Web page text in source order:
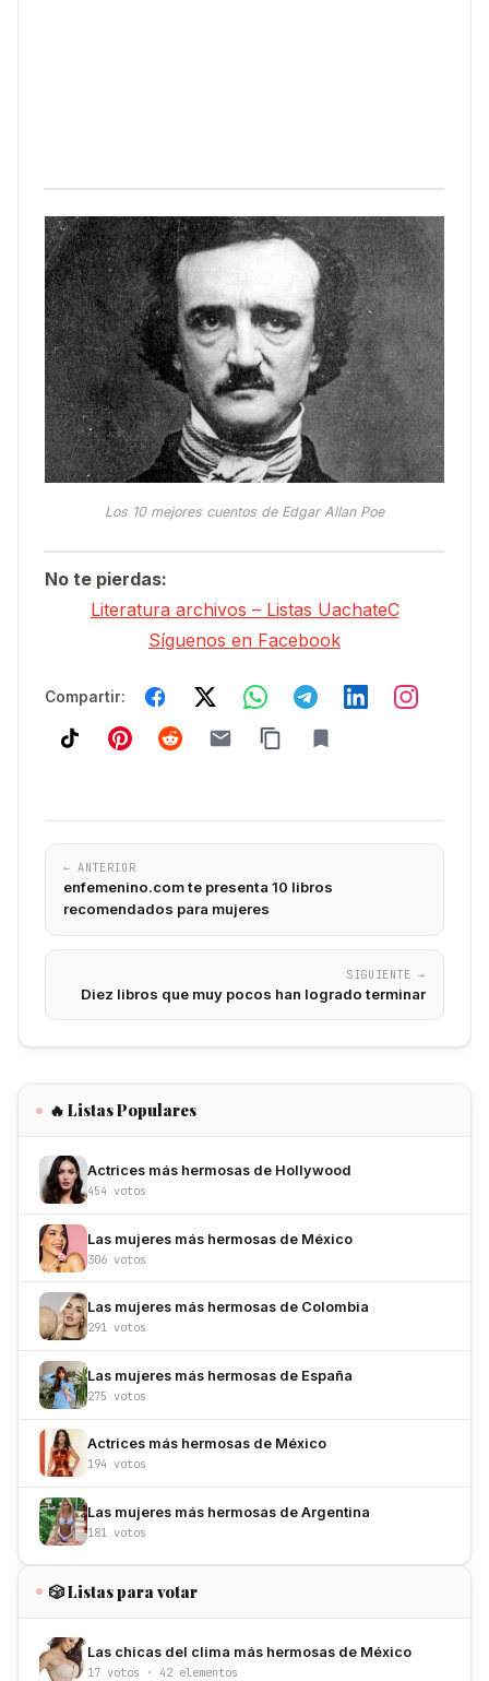
Los 10 mejores cuentos de Edgar Allan Poe
No te pierdas:
Literatura archivos – Listas UachateC
Síguenos en Facebook
Compartir:
← ANTERIOR
enfemenino.com te presenta 10 libros
recomendados para mujeres
SIGUIENTE →
Diez libros que muy pocos han logrado terminar
🔥 Listas Populares
Actrices más hermosas de Hollywood
454 votos
Las mujeres más hermosas de México
306 votos
Las mujeres más hermosas de Colombia
291 votos
Las mujeres más hermosas de España
275 votos
Actrices más hermosas de México
194 votos
Las mujeres más hermosas de Argentina
181 votos
🎲 Listas para votar
Las chicas del clima más hermosas de México
17 votos · 42 elementos